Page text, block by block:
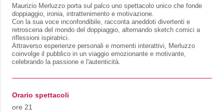
Maurizio Merluzzo porta sul palco uno spettacolo unico che fonde
doppiaggio, ironia, intrattenimento e motivazione.
Con la sua voce inconfondibile, racconta aneddoti divertenti e
retroscena del mondo del doppiaggio, alternando sketch comici a
riflessioni ispiratrici.
Attraverso esperienze personali e momenti interattivi, Merluzzo
coinvolge il pubblico in un viaggio emozionante e motivante,
celebrando la passione e l'autenticità.
Orario spettacoli
ore 21